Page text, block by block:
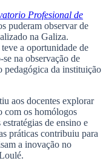
Profesional de
puderam observar de
na Galiza.
a oportunidade de
na observação de
pedagógica da instituição
aos docentes explorar
com os homólogos
de ensino e
práticas contribuiu para
a inovação no